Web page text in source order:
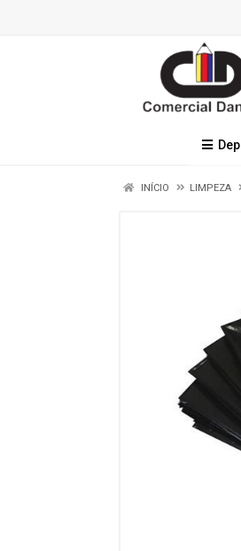
INÍCIO LIMPEZA